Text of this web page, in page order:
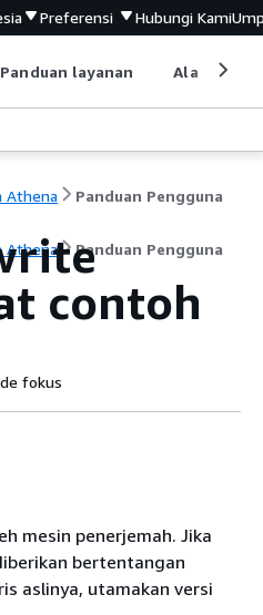
Preferensi Hubungi Kami
Panduan layanan Alat
Athena Panduan Pengguna
Athena Panduan Pengguna
contoh
fokus
mesin penerjemah. Jika
bertentangan
aslinya, utamakan versi